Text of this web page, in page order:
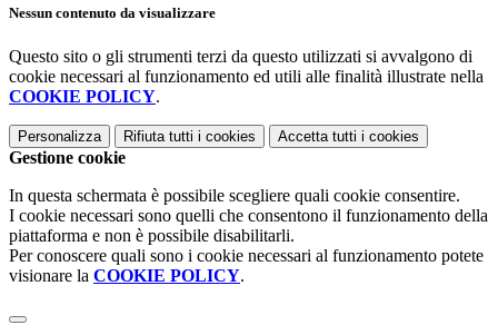
Nessun contenuto da visualizzare
Questo sito o gli strumenti terzi da questo utilizzati si avvalgono di
cookie necessari al funzionamento ed utili alle finalità illustrate nella
COOKIE POLICY.
Personalizza Rifiuta tutti i cookies Accetta tutti i cookies
Gestione cookie
In questa schermata è possibile scegliere quali cookie consentire.
I cookie necessari sono quelli che consentono il funzionamento della
piattaforma e non è possibile disabilitarli.
Per conoscere quali sono i cookie necessari al funzionamento potete
visionare la COOKIE POLICY.